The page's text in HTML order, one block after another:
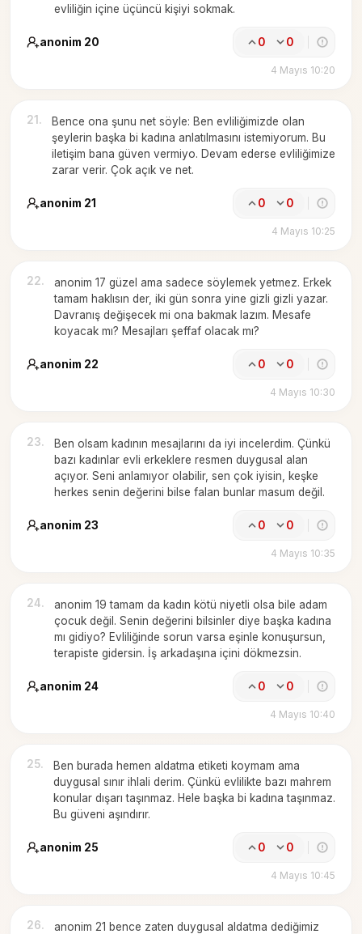
evliliğin içine üçüncü kişiyi sokmak.
anonim 20 0 0
4 Mayıs 10:20
21 .
Bence ona şunu net söyle: Ben evliliğimizde olan
şeylerin başka bi kadına anlatılmasını istemiyorum. Bu
iletişim bana güven vermiyo. Devam ederse evliliğimize
zarar verir. Çok açık ve net.
anonim 21 0 0
4 Mayıs 10:25
22.
anonim 17 güzel ama sadece söylemek yetmez. Erkek
tamam haklısın der, iki gün sonra yine gizli gizli yazar.
Davranış değişecek mi ona bakmak lazım. Mesafe
koyacak mı? Mesajları şeffaf olacak mı?
anonim 22 0 0
4 Mayıs 10:30
23.
Ben olsam kadının mesajlarını da iyi incelerdim. Çünkü
bazı kadınlar evli erkeklere resmen duygusal alan
açıyor. Seni anlamıyor olabilir, sen çok iyisin, keşke
herkes senin değerini bilse falan bunlar masum değil.
anonim 23 0 0
4 Mayıs 10:35
24.
anonim 19 tamam da kadın kötü niyetli olsa bile adam
çocuk değil. Senin değerini bilsinler diye başka kadına
mı gidiyo? Evliliğinde sorun varsa eşinle konuşursun,
terapiste gidersin. İş arkadaşına içini dökmezsin.
anonim 24 0 0
4 Mayıs 10:40
25.
Ben burada hemen aldatma etiketi koymam ama
duygusal sınır ihlali derim. Çünkü evlilikte bazı mahrem
konular dışarı taşınmaz. Hele başka bi kadına taşınmaz.
Bu güveni aşındırır.
anonim 25 0 0
4 Mayıs 10:45
26.
anonim 21 bence zaten duygusal aldatma dediğimiz